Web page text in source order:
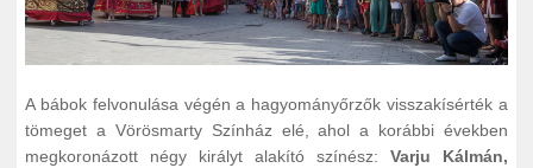
A bábok felvonulása végén a hagyományőrzők visszakísérték a
tömeget a Vörösmarty Színház elé, ahol a korábbi években
megkoronázott négy királyt alakító színész: Varju Kálmán,